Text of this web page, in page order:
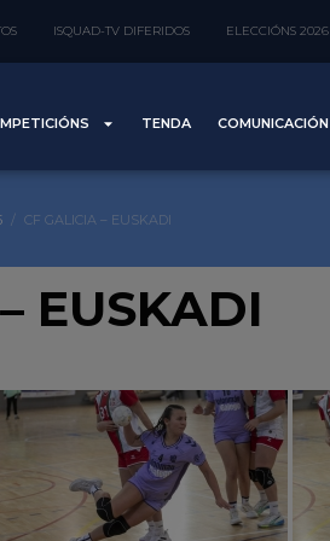
ISQUAD-TV DIFERIDOS ELECCIÓNS 2026
TENDA COMUNICACIÓN
CF GALICIA – EUSKADI
EUSKADI